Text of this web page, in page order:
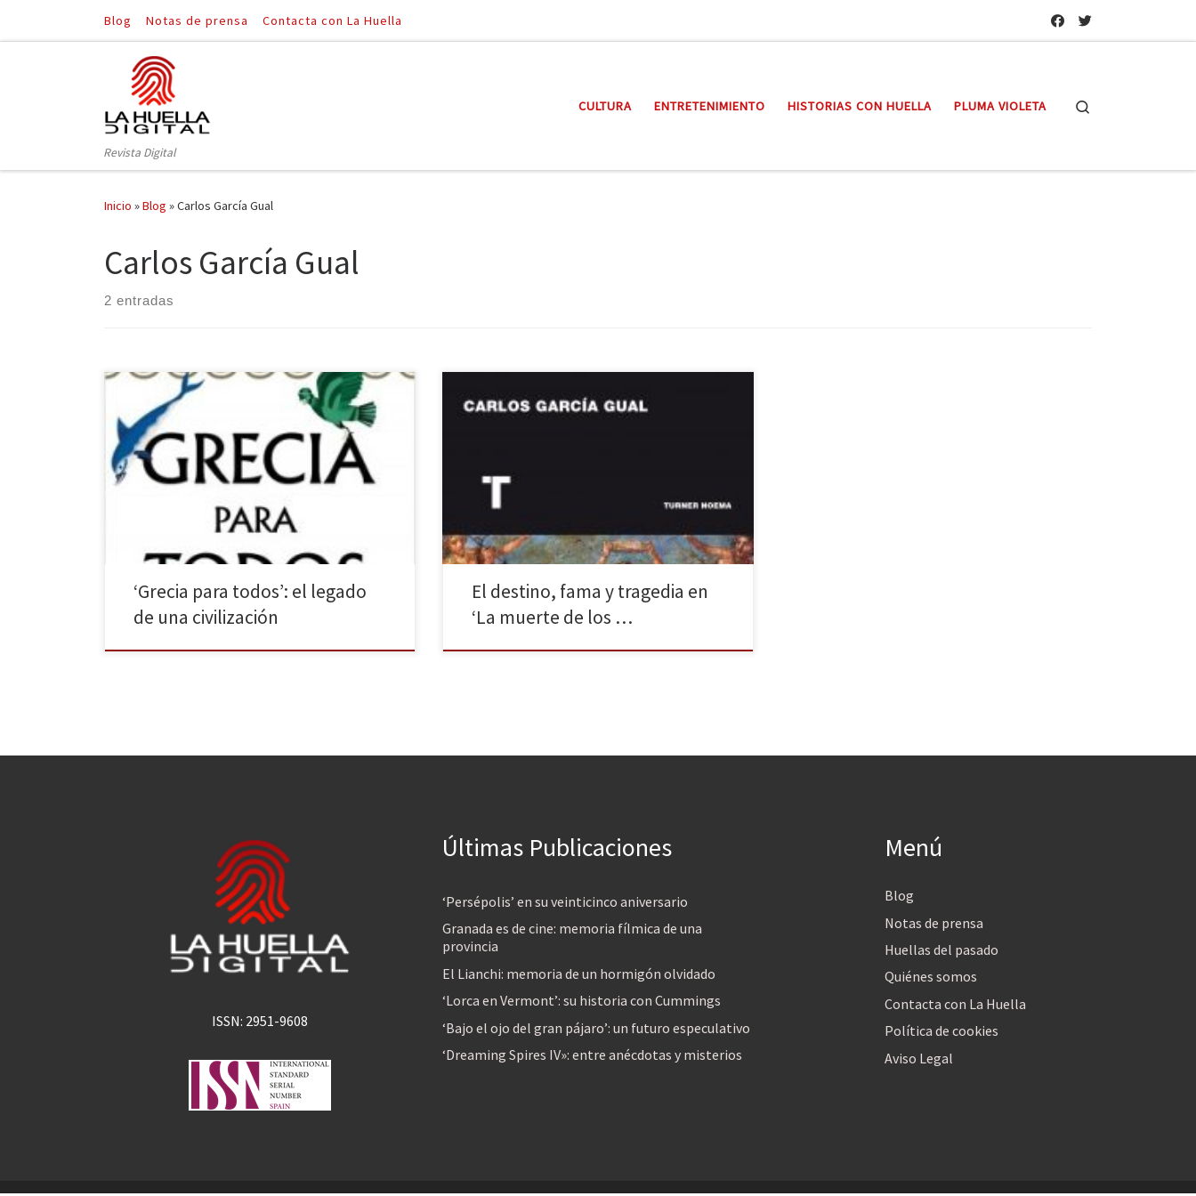
Saltar al contenido
Blog Notas de prensa Contacta con La Huella
Revista Digital
CULTURA ENTRETENIMIENTO HISTORIAS CON HUELLA PLUMA VIOLETA
Inicio »Blog »Carlos García Gual
Carlos García Gual
2 entradas
La historia de la Antigua Grecia, su cultura y su legado
llega a Espasa en forma de libro bajo el título Grecia
para todos de la pluma de Carlos García Gual. Uno de
los referentes culturales de Europa, concretamente
mitos y su cultura no […]
‘Grecia para todos’: el legado
de una civilización
La muerte de los héroes. No son pocas las ocasiones
Edipo, […]
El destino, fama y tragedia en
‘La muerte de los …
ISSN: 2951-9608
Últimas Publicaciones
‘Persépolis’ en su veinticinco aniversario
Granada es de cine: memoria fílmica de una
provincia
El Lianchi: memoria de un hormigón olvidado
‘Lorca en Vermont’: su historia con Cummings
‘Bajo el ojo del gran pájaro’: un futuro especulativo
‘Dreaming Spires IV»: entre anécdotas y misterios
Menú
Blog
Notas de prensa
Huellas del pasado
Quiénes somos
Contacta con La Huella
Política de cookies
Aviso Legal